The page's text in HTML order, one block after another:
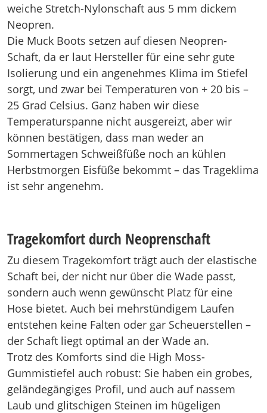
weiche Stretch-Nylonschaft aus 5 mm dickem
Neopren.
Die Muck Boots setzen auf diesen Neopren-
Schaft, da er laut Hersteller für eine sehr gute
Isolierung und ein angenehmes Klima im Stiefel
sorgt, und zwar bei Temperaturen von + 20 bis –
25 Grad Celsius. Ganz haben wir diese
Temperaturspanne nicht ausgereizt, aber wir
können bestätigen, dass man weder an
Sommertagen Schweißfüße noch an kühlen
Herbstmorgen Eisfüße bekommt – das Trageklima
ist sehr angenehm.
Tragekomfort durch Neoprenschaft
Zu diesem Tragekomfort trägt auch der elastische
Schaft bei, der nicht nur über die Wade passt,
sondern auch wenn gewünscht Platz für eine
Hose bietet. Auch bei mehrstündigem Laufen
entstehen keine Falten oder gar Scheuerstellen –
der Schaft liegt optimal an der Wade an.
Trotz des Komforts sind die High Moss-
Gummistiefel auch robust: Sie haben ein grobes,
geländegängiges Profil, und auch auf nassem
Laub und glitschigen Steinen im hügeligen